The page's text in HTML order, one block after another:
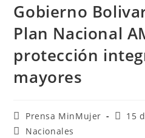
Gobierno
Plan Nacional
protección
mayores
Prensa MinMujer
15
Nacionales